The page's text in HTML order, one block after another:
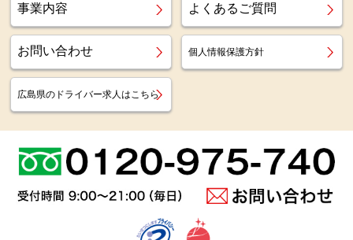
事業内容 よくあるご質問
お問い合わせ 個人情報保護方針
広島県のドライバー求人はこちら